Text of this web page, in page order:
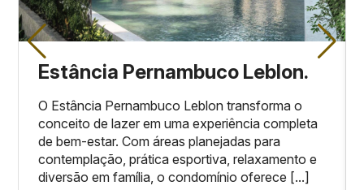
Estância Pernambuco Leblon.
O Estância Pernambuco Leblon transforma o
conceito de lazer em uma experiência completa
de bem-estar. Com áreas planejadas para
contemplação, prática esportiva, relaxamento e
diversão em família, o condomínio oferece [...]